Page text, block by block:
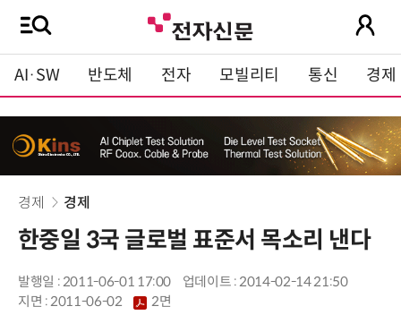
AI·SW 반도체 전자 모빌리티 통신 경제
경제 경제
한중일 3국 글로벌 표준서 목소리 낸다
발행일 : 2011-06-01 17:00
업데이트 : 2014-02-14 21:50
지면 :2011-06-02 2면